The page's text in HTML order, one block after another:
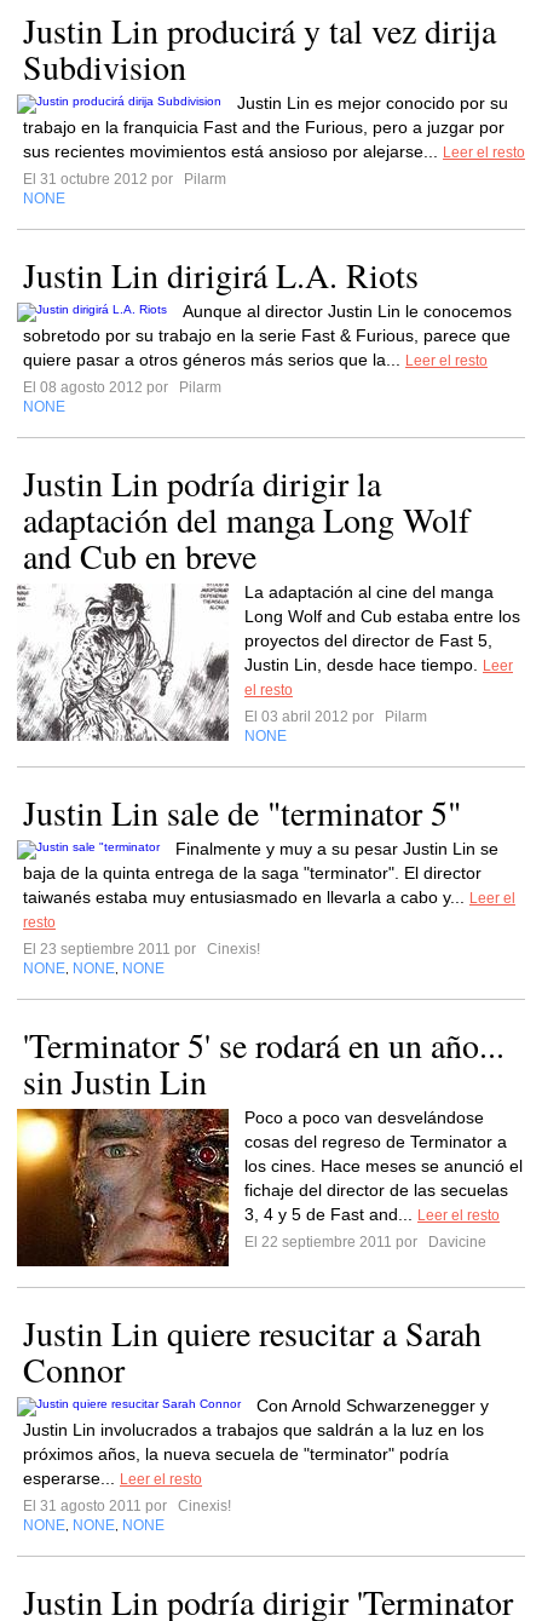
Justin Lin producirá y tal vez dirija
Subdivision
Justin Lin es mejor conocido por su
trabajo en la franquicia Fast and the Furious, pero a juzgar por
sus recientes movimientos está ansioso por alejarse...
Leer el resto
El 31 octubre 2012 por
Pilarm
NONE
Justin Lin dirigirá L.A. Riots
Aunque al director Justin Lin le conocemos
sobretodo por su trabajo en la serie Fast & Furious, parece que
quiere pasar a otros géneros más serios que la...
Leer el resto
El 08 agosto 2012 por
Pilarm
NONE
Justin Lin podría dirigir la
adaptación del manga Long Wolf
and Cub en breve
La adaptación al cine del manga
Long Wolf and Cub estaba entre los
proyectos del director de Fast 5,
Justin Lin, desde hace tiempo.
Leer
el resto
El 03 abril 2012 por
Pilarm
NONE
Justin Lin sale de "terminator 5"
Finalmente y muy a su pesar Justin Lin se
baja de la quinta entrega de la saga "terminator". El director
taiwanés estaba muy entusiasmado en llevarla a cabo y...
Leer el
resto
El 23 septiembre 2011 por
Cinexis!
NONE NONE NONE
'Terminator 5' se rodará en un año...
sin Justin Lin
Poco a poco van desvelándose
cosas del regreso de Terminator a
los cines. Hace meses se anunció el
fichaje del director de las secuelas
3, 4 y 5 de Fast and...
Leer el resto
El 22 septiembre 2011 por
Davicine
Justin Lin quiere resucitar a Sarah
Connor
Con Arnold Schwarzenegger y
Justin Lin involucrados a trabajos que saldrán a la luz en los
próximos años, la nueva secuela de "terminator" podría
esperarse...
Leer el resto
El 31 agosto 2011 por
Cinexis!
NONE NONE NONE
Justin Lin podría dirigir 'Terminator